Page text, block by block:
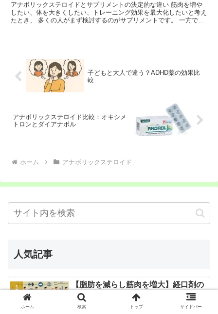
アナボリックステロイドとサプリメントの決定的な違い 筋肉を増や
したい、体を大きくしたい、トレーニング効果を最大化したいと考え
たとき、 多くの人がまず検討するのがサプリメントです。 一方で、
子どもと大人で違う？ADHD薬の効果比
較
アナボリックステロイド比較：オキシメ
トロンとダイアナボル
ホーム アナボリックステロイド
人気記事
【脂肪を減らし筋肉を増大】経口剤の
みで仕上がる「リコンプ」サイクルを
徹底紹介。服用量・サイクル・組み合
ホーム 検索 トップ サイドバー